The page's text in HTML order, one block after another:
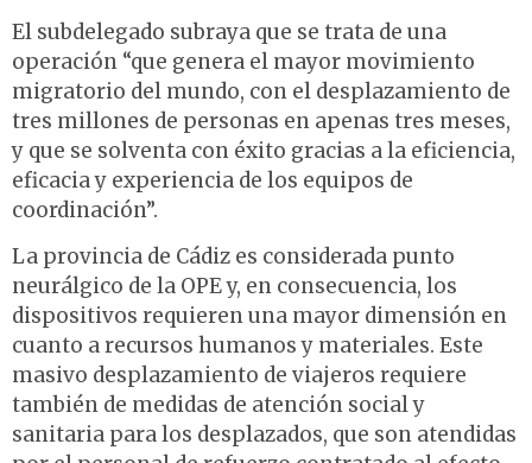
El subdelegado subraya que se trata de una
operación “que genera el mayor movimiento
migratorio del mundo, con el desplazamiento de
tres millones de personas en apenas tres meses,
y que se solventa con éxito gracias a la eficiencia,
eficacia y experiencia de los equipos de
coordinación”.
La provincia de Cádiz es considerada punto
neurálgico de la OPE y, en consecuencia, los
dispositivos requieren una mayor dimensión en
cuanto a recursos humanos y materiales. Este
masivo desplazamiento de viajeros requiere
también de medidas de atención social y
sanitaria para los desplazados, que son atendidas